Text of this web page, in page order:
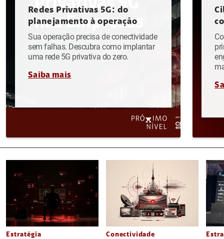
Redes Privativas 5G: do
planejamento à operação
Sua operação precisa de conectividade
sem falhas. Descubra como implantar
uma rede 5G privativa do zero.
Saiba mais
Estratégia Conectividade